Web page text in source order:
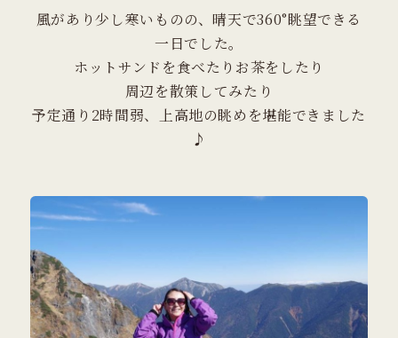
​風があり少し寒いものの、晴天で360°眺望できる
一日でした。
ホットサンドを食べたりお茶をしたり
​周辺を散策してみたり
​予定通り2時間弱、上高地の眺めを堪能できました
♪